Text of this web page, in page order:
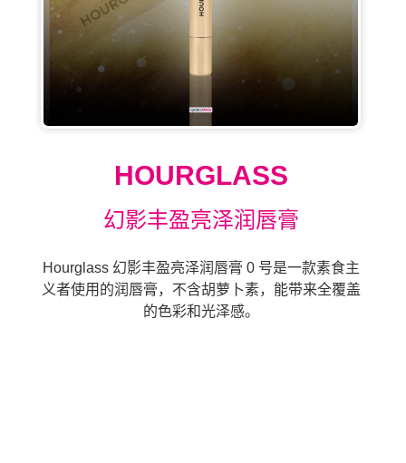
HOURGLASS
幻影丰盈亮泽润唇膏
Hourglass 幻影丰盈亮泽润唇膏 0 号是一款素食主
义者使用的润唇膏，不含胡萝卜素，能带来全覆盖
的色彩和光泽感。